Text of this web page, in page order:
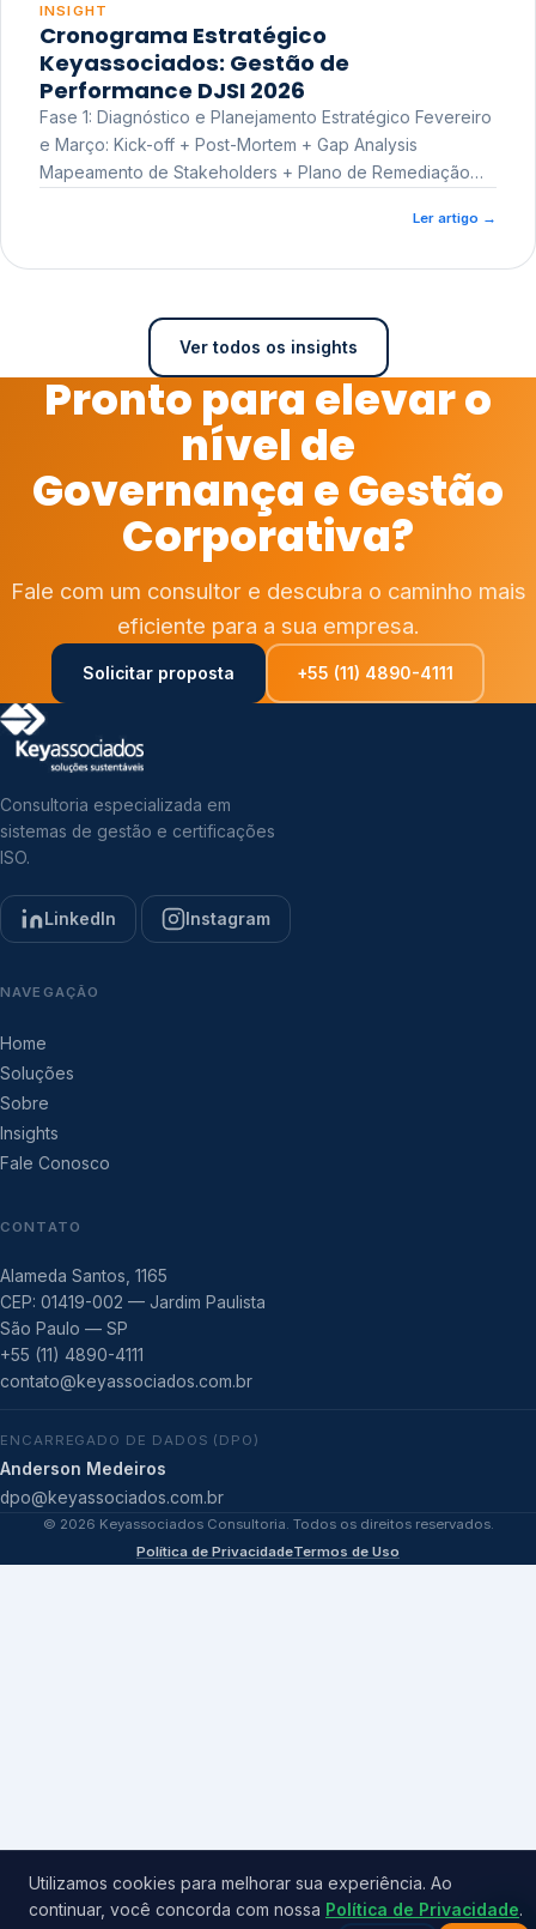
INSIGHT
Cronograma Estratégico
Keyassociados: Gestão de
Performance DJSI 2026
Fase 1: Diagnóstico e Planejamento Estratégico Fevereiro
e Março: Kick-off + Post-Mortem + Gap Analysis
Mapeamento de Stakeholders + Plano de Remediação
Ler artigo →
Ver todos os insights
Pronto para elevar o
nível de
Governança e Gestão
Corporativa?
Fale com um consultor e descubra o caminho mais
eficiente para a sua empresa.
Solicitar proposta +55 (11) 4890-4111
Consultoria especializada em
sistemas de gestão e certificações
ISO.
LinkedIn Instagram
NAVEGAÇÃO
Home
Soluções
Sobre
Insights
Fale Conosco
CONTATO
Alameda Santos, 1165
CEP: 01419-002 — Jardim Paulista
São Paulo — SP
+55 (11) 4890-4111
contato@keyassociados.com.br
ENCARREGADO DE DADOS (DPO)
Anderson Medeiros
dpo@keyassociados.com.br
© 2026 Keyassociados Consultoria. Todos os direitos reservados.
Política de PrivacidadeTermos de Uso
Utilizamos cookies para melhorar sua experiência. Ao
continuar, você concorda com nossa Política de Privacidade.